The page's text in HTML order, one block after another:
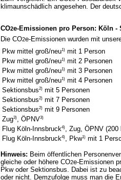
klimaunschädlich angesehen. Der
CO2e-Emissionen pro Person: Köln -
Die CO2e-Emissionen wurden mit
Pkw mittel groß/neu1)mit 1 Person
Pkw mittel groß/neu1)mit 2 Personen
Pkw mittel groß/neu1)mit 3 Personen
Pkw mittel groß/neu1)mit 4 Personen
Sektionsbus2)mit 5 Personen
Sektionsbus2)mit 7 Personen
Sektionsbus2)mit 9 Personen
Zug3), ÖPNV3)
Flug Köln-Innsbruck4), Zug, ÖPNV (200
Flug Köln-Innsbruck4), Pkw1)mit 1
Hinweis: Beim öffentlichen
gleiche oder höhere CO2e-Emissionen
Pkw oder Sektionsbus. Dabei ist zu
oder nicht. Demzufolge muss man die